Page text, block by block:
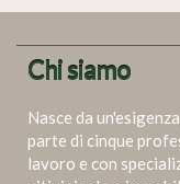
Chi siamo
Nasce da
parte di cinque
lavoro e con